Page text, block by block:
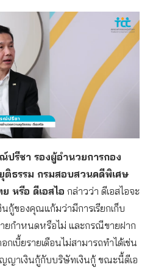
ปรีชา รองผู้อำนวยการกอง
ติธรรม กรมสอบสวนคดีพิเศษ
หรือ ดีเอสไอ กล่าวว่า ดีเอสไอจะ
นกู้ของคุณแก้มว่ามีการเรียกเก็บ
ยกำหนดหรือไม่ และกรณีขายฝาก
กเบี้ยรายเดือนไม่สามารถทำได้เช่น
าเงินกู้กับบริษัทเงินกู้ ขณะนี้ดีเอ